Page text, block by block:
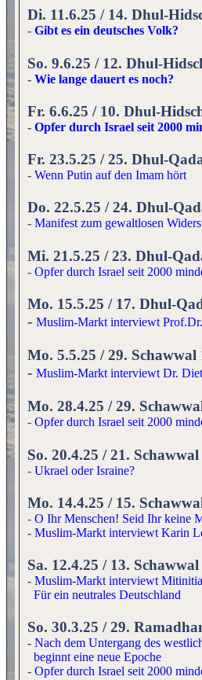
Di. 11.6.25 / 14. Dhul-
- Gibt es ein deutsches Volk?
So. 9.6.25 / 12. Dhul-
- Wie lange dauert es noch?
Fr. 6.6.25 / 10. Dhul-
- Opfer durch Israel seit 2000
Fr. 23.5.25 / 25. Dhul-
- Wenn Putin auf den Imam hört
Do. 22.5.25 / 24. Dhul-
- Manifest zum gewaltlosen
Mi. 21.5.25 / 23. Dhul-
- Opfer durch Israel seit 2000
Mo. 15.5.25 / 17. Dhul-
- Muslim-Markt interviewt
Mo. 5.5.25 / 29. Schawwal
- Muslim-Markt interviewt Dr.
Mo. 28.4.25 / 29.
- Opfer durch Israel seit 2000
So. 20.4.25 / 21. Schawwal
- Ukrael oder Israine?
Mo. 14.4.25 / 15.
- O Ihr Menschen! Seid Ihr keine
- Muslim-Markt interviewt Karin
Sa. 12.4.25 / 13. Schawwal
- Muslim-Markt interviewt
Für ein neutrales Deutschland
So. 30.3.25 / 29.
- Nach dem Untergang des
beginnt eine neue Epoche
- Opfer durch Israel seit 2000